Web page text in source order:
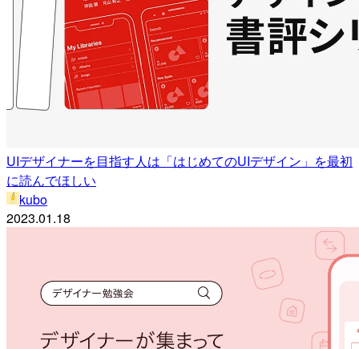
UIデザイナーを目指す人は「はじめてのUIデザイン」を最初
に読んでほしい
kubo
2023.01.18